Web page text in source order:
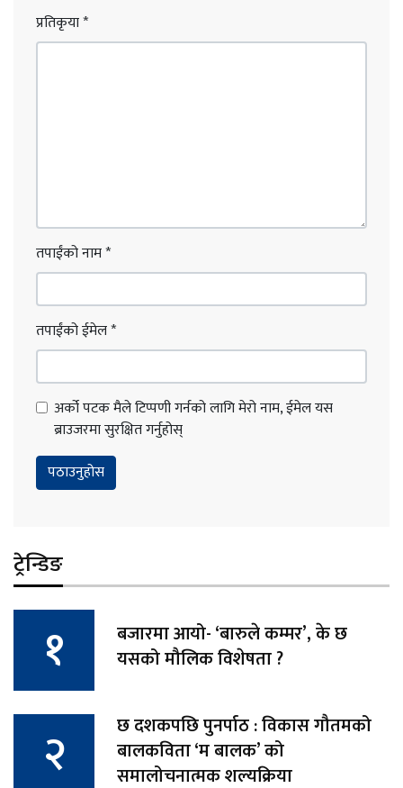
प्रतिकृया*
तपाईंको नाम*
तपाईंको ईमेल*
अर्को पटक मैले टिप्पणी गर्नको लागि मेरो नाम, ईमेल यस
ब्राउजरमा सुरक्षित गर्नुहोस्
ट्रेन्डिङ
बजारमा आयो- ‘बारुले कम्मर’, के छ
यसको मौलिक विशेषता ?
छ दशकपछि पुनर्पाठ : विकास गौतमको
बालकविता ‘म बालक’ को
समालोचनात्मक शल्यक्रिया